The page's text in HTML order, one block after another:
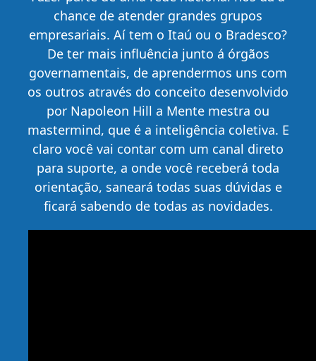
chance de atender grandes grupos
empresariais. Aí tem o Itaú ou o Bradesco?
De ter mais influência junto á órgãos
governamentais, de aprendermos uns com
os outros através do conceito desenvolvido
por Napoleon Hill a Mente mestra ou
mastermind, que é a inteligência coletiva. E
claro você vai contar com um canal direto
para suporte, a onde você receberá toda
orientação, saneará todas suas dúvidas e
ficará sabendo de todas as novidades.